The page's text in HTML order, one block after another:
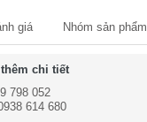
giá Nhóm sản phẩm
chi tiết
798 052
614 680